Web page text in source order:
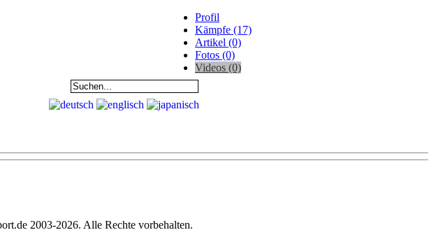
Profil
Kämpfe (17)
Artikel (0)
Fotos (0)
Videos (0)
2003-2026. Alle Rechte vorbehalten.